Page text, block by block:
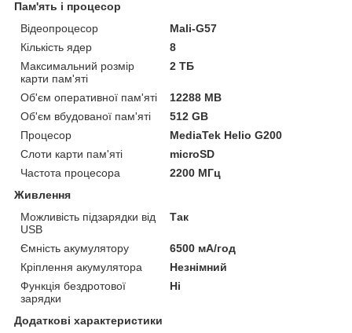
Пам'ять і процесор
Відеопроцесор
Mali-G57
Кількість ядер
8
Максимальний розмір
карти пам'яті
2 ТБ
Об'єм оперативної пам'яті
12288 MB
Об'єм вбудованої пам'яті
512 GB
Процесор
MediaTek Helio G200
Слоти карти пам'яті
microSD
Частота процесора
2200 МГц
Живлення
Можливість підзарядки від
USB
Так
Ємність акумулятору
6500 мА/год
Кріплення акумулятора
Незнімний
Функція бездротової
зарядки
Ні
Додаткові характеристики